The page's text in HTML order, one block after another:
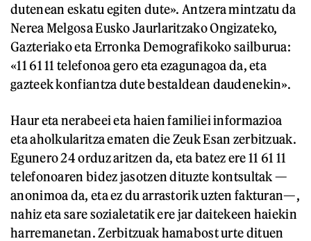
dutenean eskatu egiten dute». Antzera mintzatu da
Nerea Melgosa Eusko Jaurlaritzako Ongizateko,
Gazteriako eta Erronka Demografikoko sailburua:
«11 61 11 telefonoa gero eta ezagunagoa da, eta
gazteek konfiantza dute bestaldean daudenekin».
Haur eta nerabeei eta haien familiei informazioa
eta aholkularitza ematen die Zeuk Esan zerbitzuak.
Egunero 24 orduz aritzen da, eta batez ere 11 61 11
telefonoaren bidez jasotzen dituzte kontsultak —
anonimoa da, eta ez du arrastorik uzten fakturan—,
nahiz eta sare sozialetatik ere jar daitekeen haiekin
harremanetan. Zerbitzuak hamabost urte dituen